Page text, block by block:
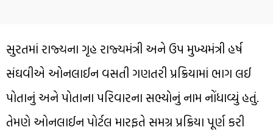
સુરતમાં રાજ્યના ગૃહ રાજ્યમંત્રી અને ઉપ મુખ્યમંત્રી હર્ષ
સંઘવીએ ઓનલાઈન વસતી ગણતરી પ્રક્રિયામાં ભાગ લઈ
પોતાનું અને પોતાના પરિવારના સભ્યોનું નામ નોંધાવ્યું હતું.
તેમણે ઓનલાઈન પોર્ટલ મારફતે સમગ્ર પ્રક્રિયા પૂર્ણ કરી